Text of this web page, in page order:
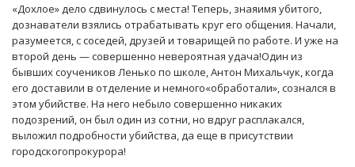
«Дохлое» дело сдвинулось с места! Теперь, знаяимя убитого,
дознаватели взялись отрабатывать круг его общения. Начали,
разумеется, с соседей, друзей и товарищей по работе. И уже на
второй день — совершенно невероятная удача!Один из
бывших соучеников Ленько по школе, Антон Михальчук, когда
его доставили в отделение и немного«обработали», сознался в
этом убийстве. На него небыло совершенно никаких
подозрений, он был один из сотни, но вдруг расплакался,
выложил подробности убийства, да еще в присутствии
городскогопрокурора!